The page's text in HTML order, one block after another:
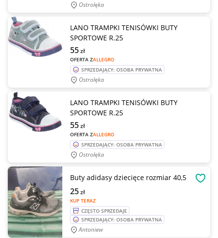
Ostrołęka
LANO TRAMPKI TENISÓWKI BUTY
SPORTOWE R.25
OFERTA ZALLEGRO
55zł
SPRZEDAJĄCY: OSOBA PRYWATNA
Ostrołęka
LANO TRAMPKI TENISÓWKI BUTY
SPORTOWE R.25
OFERTA ZALLEGRO
55zł
SPRZEDAJĄCY: OSOBA PRYWATNA
Ostrołęka
Buty adidasy dziecięce rozmiar 40,5
KUP TERAZ
25zł
CZĘSTO SPRZEDAJE
SPRZEDAJĄCY: OSOBA PRYWATNA
Antoniew